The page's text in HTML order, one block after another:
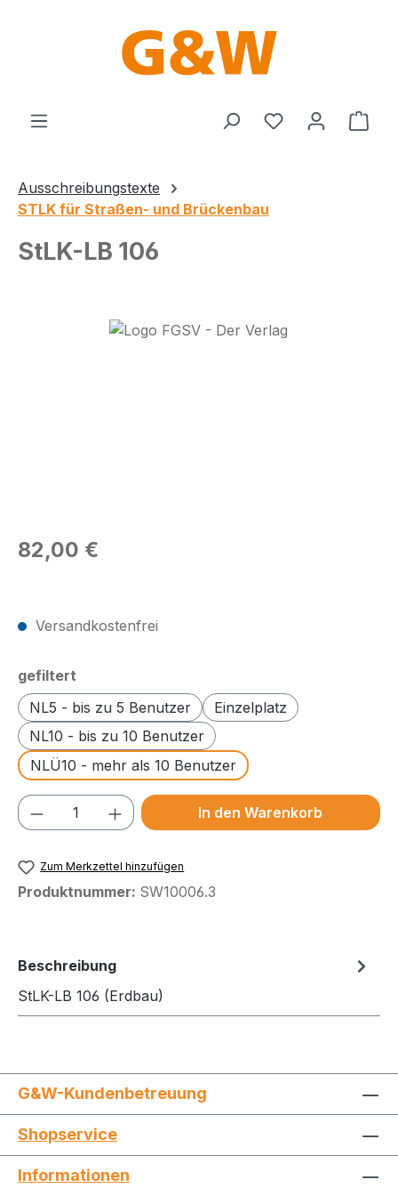
Du hast 0
Ausschreibungstexte
STLK für Straßen- und Brückenbau
StLK-LB 106
Bildergalerie überspringen
Regulärer Preis:
82,00 €
Versandkostenfrei
gefiltert
NL5 - bis zu 5 Benutzer
Einzelplatz
NL10 - bis zu 10 Benutzer
NLÜ10 - mehr als 10 Benutzer
Produkt Anzahl: Gib den gewünschten
In den Warenkorb
Zum Merkzettel hinzufügen
Produktnummer: SW10006.3
Beschreibung
StLK-LB 106 (Erdbau)
G&W-Kundenbetreuung
Shopservice
Informationen